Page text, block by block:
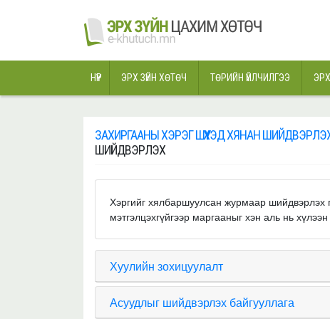
НҮҮР ЭРХ ЗҮЙН ХӨТӨЧ ТӨРИЙН ҮЙЛЧИЛГЭЭ
ЗАХИРГААНЫ ХЭРЭГ ШҮҮХЭД ХЯНАН
ШИЙДВЭРЛЭХ
Хэргийг хялбаршуулсан журмаар шийдвэрлэх
мэтгэлцэхгүйгээр маргааныг хэн аль нь
Хуулийн зохицуулалт
Асуудлыг шийдвэрлэх байгууллага